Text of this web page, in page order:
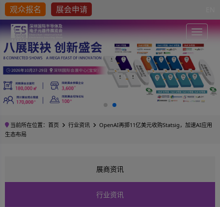
观众报名 展会申请
当前所在位置： 首页 行业资讯
OpenAI再掷11亿美元收购Statsig，加速AI应用
生态布局
展商资讯
行业资讯